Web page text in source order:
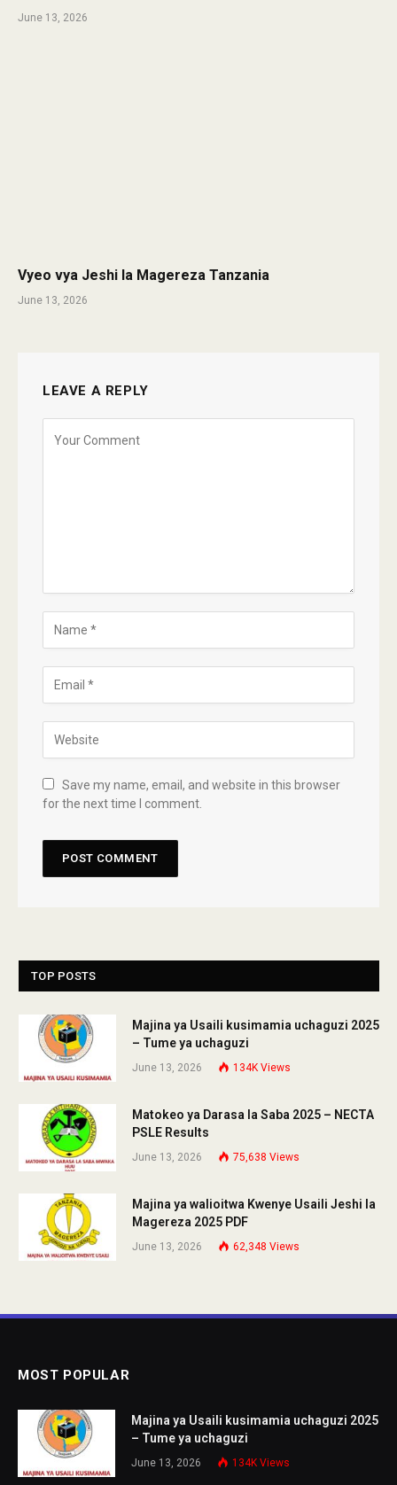
June 13, 2026
Vyeo vya Jeshi la Magereza Tanzania
June 13, 2026
LEAVE A REPLY
Save my name, email, and website in this browser
for the next time I comment.
TOP POSTS
Majina ya Usaili kusimamia uchaguzi 2025
– Tume ya uchaguzi
June 13, 2026 134K Views
Matokeo ya Darasa la Saba 2025 – NECTA
PSLE Results
June 13, 2026 75,638 Views
Majina ya walioitwa Kwenye Usaili Jeshi la
Magereza 2025 PDF
June 13, 2026 62,348 Views
MOST POPULAR
Majina ya Usaili kusimamia uchaguzi 2025
– Tume ya uchaguzi
June 13, 2026 134K Views